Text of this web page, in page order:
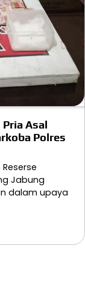
Asal
Polres
Jabung
dalam upaya